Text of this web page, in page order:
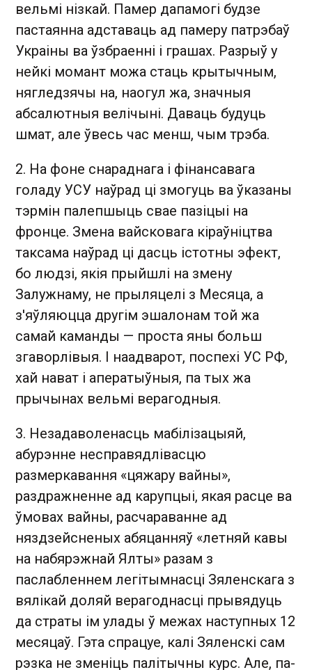
вельмі нізкай. Памер дапамогі будзе
пастаянна адставаць ад памеру патрэбаў
Украіны ва ўзбраенні і грашах. Разрыў у
нейкі момант можа стаць крытычным,
нягледзячы на, наогул жа, значныя
абсалютныя велічыні. Даваць будуць
шмат, але ўвесь час менш, чым трэба.
2. На фоне снараднага і фінансавага
голаду УСУ наўрад ці змогуць ва ўказаны
тэрмін палепшыць свае пазіцыі на
фронце. Змена вайсковага кіраўніцтва
таксама наўрад ці дасць істотны эфект,
бо людзі, якія прыйшлі на змену
Залужнаму, не прыляцелі з Месяца, а
з'яўляюцца другім эшалонам той жа
самай каманды — проста яны больш
згаворлівыя. І наадварот, поспехі УС РФ,
хай нават і аператыўныя, па тых жа
прычынах вельмі верагодныя.
3. Незадаволенасць мабілізацыяй,
абурэнне несправядлівасцю
размеркавання «цяжару вайны»,
раздражненне ад карупцыі, якая расце ва
ўмовах вайны, расчараванне ад
няздзейсненых абяцанняў «летняй кавы
на набярэжнай Ялты» разам з
паслабленнем легітымнасці Зяленскага з
вялікай доляй верагоднасці прывядуць
да страты ім улады ў межах наступных 12
месяцаў. Гэта спрацуе, калі Зяленскі сам
рэзка не зменіць палітычны курс. Але, па-